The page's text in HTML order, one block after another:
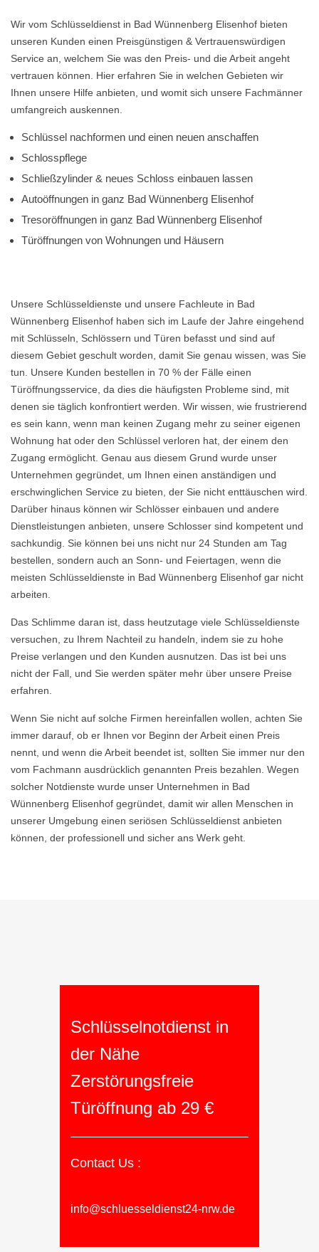
Wir vom Schlüsseldienst in Bad Wünnenberg Elisenhof bieten
unseren Kunden einen Preisgünstigen & Vertrauenswürdigen
Service an, welchem Sie was den Preis- und die Arbeit angeht
vertrauen können. Hier erfahren Sie in welchen Gebieten wir
Ihnen unsere Hilfe anbieten, und womit sich unsere Fachmänner
umfangreich auskennen.
Schlüssel nachformen und einen neuen anschaffen
Schlosspflege
Schließzylinder & neues Schloss einbauen lassen
Autoöffnungen in ganz Bad Wünnenberg Elisenhof
Tresoröffnungen in ganz Bad Wünnenberg Elisenhof
Türöffnungen von Wohnungen und Häusern
Unsere Schlüsseldienste und unsere Fachleute in Bad
Wünnenberg Elisenhof haben sich im Laufe der Jahre eingehend
mit Schlüsseln, Schlössern und Türen befasst und sind auf
diesem Gebiet geschult worden, damit Sie genau wissen, was Sie
tun. Unsere Kunden bestellen in 70 % der Fälle einen
Türöffnungsservice, da dies die häufigsten Probleme sind, mit
denen sie täglich konfrontiert werden. Wir wissen, wie frustrierend
es sein kann, wenn man keinen Zugang mehr zu seiner eigenen
Wohnung hat oder den Schlüssel verloren hat, der einem den
Zugang ermöglicht. Genau aus diesem Grund wurde unser
Unternehmen gegründet, um Ihnen einen anständigen und
erschwinglichen Service zu bieten, der Sie nicht enttäuschen wird.
Darüber hinaus können wir Schlösser einbauen und andere
Dienstleistungen anbieten, unsere Schlosser sind kompetent und
sachkundig. Sie können bei uns nicht nur 24 Stunden am Tag
bestellen, sondern auch an Sonn- und Feiertagen, wenn die
meisten Schlüsseldienste in Bad Wünnenberg Elisenhof gar nicht
arbeiten.
Das Schlimme daran ist, dass heutzutage viele Schlüsseldienste
versuchen, zu Ihrem Nachteil zu handeln, indem sie zu hohe
Preise verlangen und den Kunden ausnutzen. Das ist bei uns
nicht der Fall, und Sie werden später mehr über unsere Preise
erfahren.
Wenn Sie nicht auf solche Firmen hereinfallen wollen, achten Sie
immer darauf, ob er Ihnen vor Beginn der Arbeit einen Preis
nennt, und wenn die Arbeit beendet ist, sollten Sie immer nur den
vom Fachmann ausdrücklich genannten Preis bezahlen. Wegen
solcher Notdienste wurde unser Unternehmen in Bad
Wünnenberg Elisenhof gegründet, damit wir allen Menschen in
unserer Umgebung einen seriösen Schlüsseldienst anbieten
können, der professionell und sicher ans Werk geht.
Schlüsselnotdienst in
der Nähe
Zerstörungsfreie
Türöffnung ab 29 €
Contact Us :
info@schluesseldienst24-nrw.de